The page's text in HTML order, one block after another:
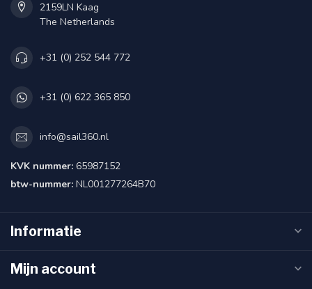
2159LN Kaag
The Netherlands
+31 (0) 252 544 772
+31 (0) 622 365 850
info@sail360.nl
KVK nummer: 65987152
btw-nummer: NL001277264B70
Informatie
Mijn account